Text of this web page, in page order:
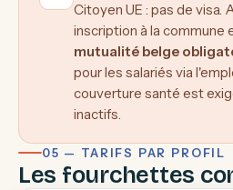
Citoyen UE : pas de visa.
inscription à la commune
mutualité belge
pour les salariés via
couverture santé est
inactifs.
05 — TARIFS PAR PROFIL
Les fourchettes